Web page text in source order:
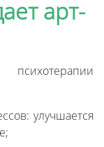
арт-
улучшается